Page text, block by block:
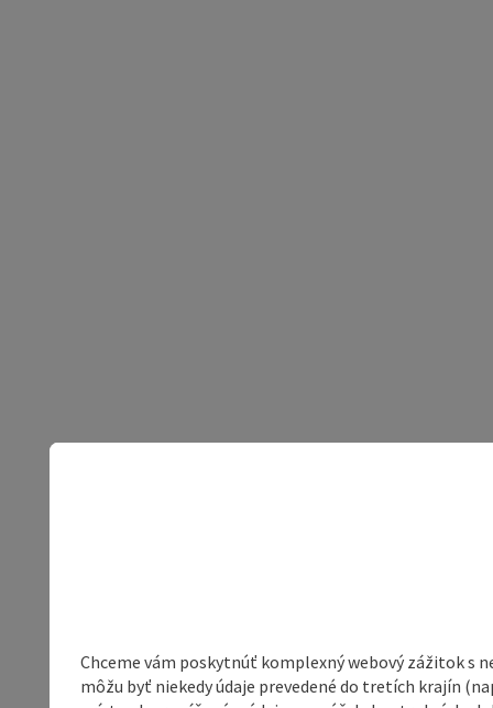
Chceme vám poskytnúť komplexný webový zážitok s
môžu byť niekedy údaje prevedené do tretích krajín